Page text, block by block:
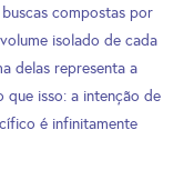
compostas por
isolado de cada
delas representa a
isso: a intenção de
é infinitamente